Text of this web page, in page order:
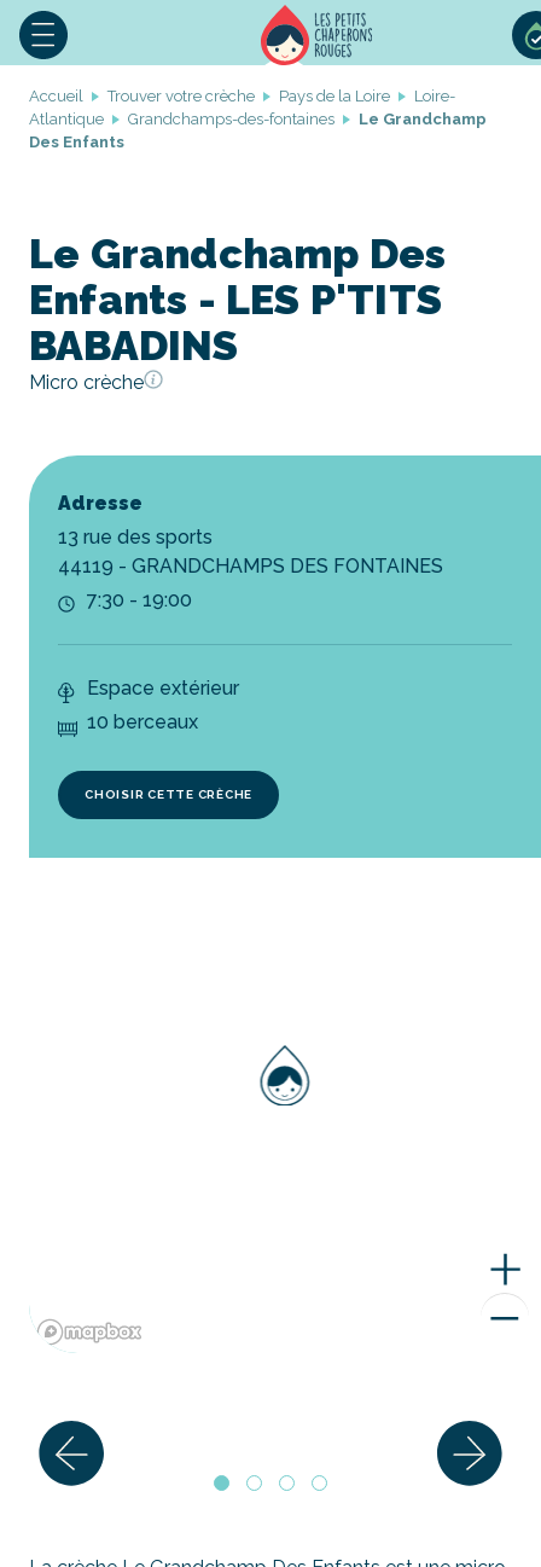
Accueil Trouver votre crèche Pays de la Loire
Loire-
Atlantique
Grandchamps-des-fontaines
Le Grandchamp
Des Enfants
Le Grandchamp Des
Enfants - LES P'TITS
BABADINS
Micro crèche
Adresse
13 rue des sports
44119 - GRANDCHAMPS DES FONTAINES
7:30 - 19:00
Espace extérieur
10 berceaux
CHOISIR CETTE CRÈCHE